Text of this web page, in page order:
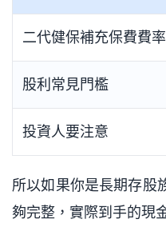
二代健保補充保費費率
股利常見門檻
投資人要注意
所以如果你是長期存股
夠完整，實際到手的現